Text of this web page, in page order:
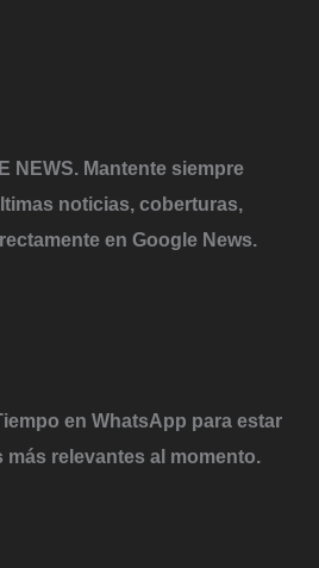
NEWS. Mantente siempre
noticias, coberturas,
en Google News.
en WhatsApp para estar
relevantes al momento.